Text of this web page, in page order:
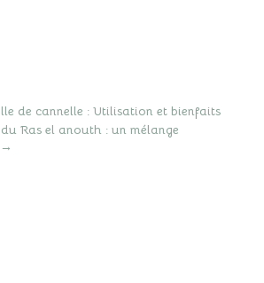
de cannelle : Utilisation et bienfaits
Ras el anouth : un mélange
→